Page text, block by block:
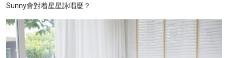
Sunny會對着星星詠唱麼？